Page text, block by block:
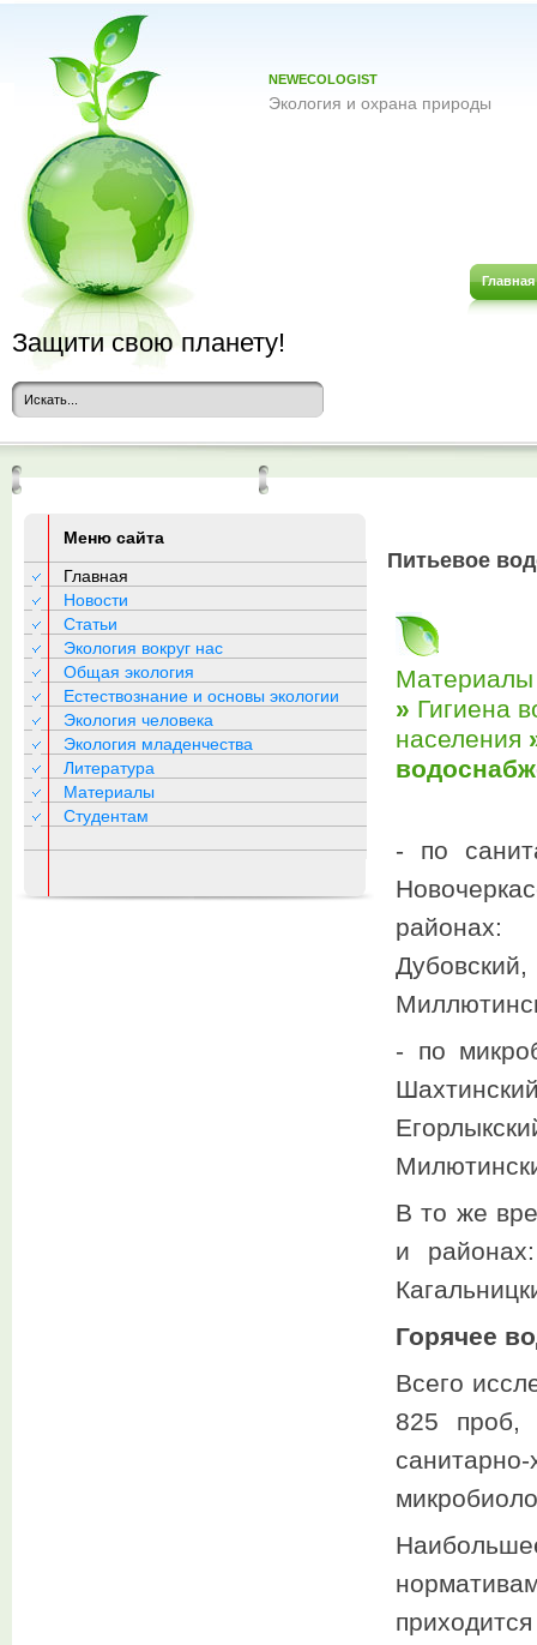
NEWECOLOGIST
Экология и охрана природы
Главная
Защити свою планету!
Меню сайта
Главная
Новости
Статьи
Экология вокруг нас
Общая экология
Естествознание и основы экологии
Экология человека
Экология младенчества
Литература
Материалы
Студентам
Питьевое
Материалы
» Гигиена
населения
- по
районах:
- по
В то же
и
Горячее
Всего
825 проб,